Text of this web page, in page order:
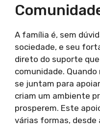
A família é, sem
sociedade, e seu
direto do suporte
comunidade.
se juntam para
criam um ambiente
prosperem. Este
várias formas, desde